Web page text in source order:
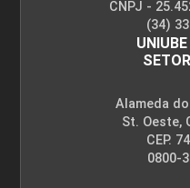
CNPJ -
(34)
Alameda
St. Oeste,
CEP.
0800-